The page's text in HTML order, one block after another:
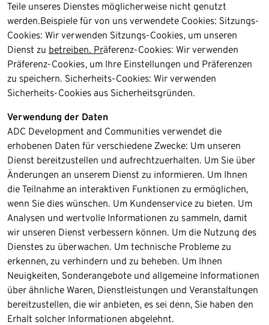
Teile unseres Dienstes möglicherweise nicht genutzt
werden.​Beispiele für von uns verwendete Cookies: Sitzungs-
Cookies: Wir verwenden Sitzungs-Cookies, um unseren
Dienst zu betreiben. Präferenz-Cookies: Wir verwenden
Präferenz-Cookies, um Ihre Einstellungen und Präferenzen
zu speichern. Sicherheits-Cookies: Wir verwenden
Sicherheits-Cookies aus Sicherheitsgründen.
Verwendung der Daten
ADC Development and Communities verwendet die
erhobenen Daten für verschiedene Zwecke: Um unseren
Dienst bereitzustellen und aufrechtzuerhalten. Um Sie über
Änderungen an unserem Dienst zu informieren. Um Ihnen
die Teilnahme an interaktiven Funktionen zu ermöglichen,
wenn Sie dies wünschen. Um Kundenservice zu bieten. Um
Analysen und wertvolle Informationen zu sammeln, damit
wir unseren Dienst verbessern können. Um die Nutzung des
Dienstes zu überwachen. Um technische Probleme zu
erkennen, zu verhindern und zu beheben. Um Ihnen
Neuigkeiten, Sonderangebote und allgemeine Informationen
über ähnliche Waren, Dienstleistungen und Veranstaltungen
bereitzustellen, die wir anbieten, es sei denn, Sie haben den
Erhalt solcher Informationen abgelehnt​​.